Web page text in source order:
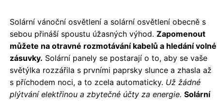
Solární vánoční osvětlení a solární osvětlení obecně s
sebou přináší spoustu úžasných výhod. Zapomenout
můžete na otravné rozmotávání kabelů a hledání volné
zásuvky. Solární panely se postarají o to, aby se vaše
světýlka rozzářila s prvními paprsky slunce a zhasla až
s příchodem noci, a to zcela automaticky. Už žádné
plýtvání elektřinou a zbytečné účty za energie. Solární